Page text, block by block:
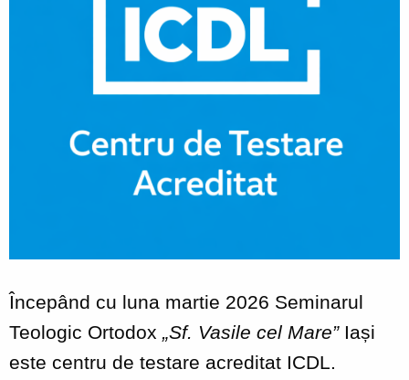
Începând cu luna martie 2026 Seminarul
Teologic Ortodox „Sf. Vasile cel Mare”Iași
este centru de testare acreditat ICDL.